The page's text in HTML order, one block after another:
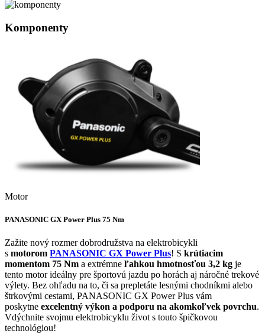
Komponenty
Motor
PANASONIC GX Power Plus 75 Nm
Zažite nový rozmer dobrodružstva na elektrobicykli
s motorom PANASONIC GX Power Plus! S krútiacim
momentom 75 Nm a extrémne ľahkou hmotnosťou 3,2 kg je
tento motor ideálny pre športovú jazdu po horách aj náročné trekové
výlety. Bez ohľadu na to, či sa prepletáte lesnými chodníkmi alebo
štrkovými cestami, PANASONIC GX Power Plus vám
poskytne excelentný výkon a podporu na akomkoľvek povrchu.
Vdýchnite svojmu elektrobicyklu život s touto špičkovou
technológiou!